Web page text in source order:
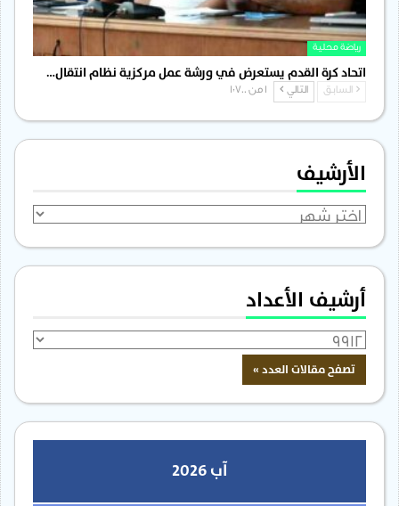
رياضة محلية
اتحاد كرة القدم يستعرض في ورشة عمل مركزية نظام انتقال…
السابق التالي
الأرشيف
الأرشيف
أرشيف الأعداد
آب 2026